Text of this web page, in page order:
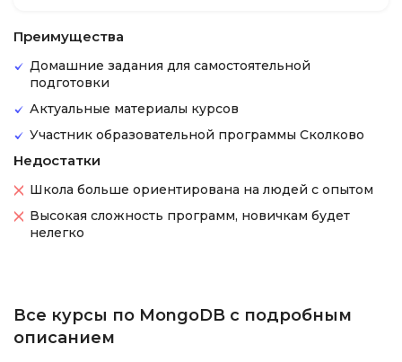
Преимущества
Домашние задания для самостоятельной
подготовки
Актуальные материалы курсов
Участник образовательной программы Сколково
Недостатки
Школа больше ориентирована на людей с опытом
Высокая сложность программ, новичкам будет
нелегко
Все курсы по MongoDB с подробным
описанием